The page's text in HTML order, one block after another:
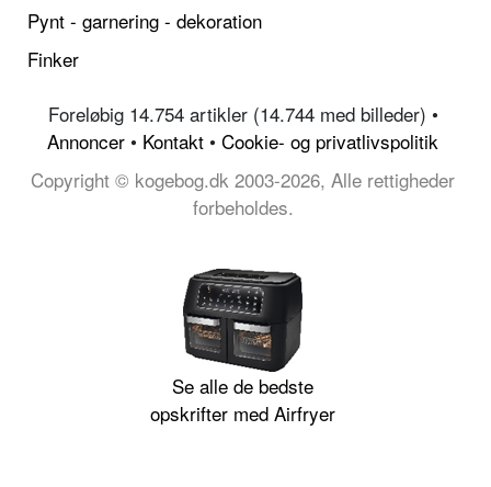
Pynt - garnering - dekoration
Finker
Foreløbig 14.754 artikler (14.744 med billeder) •
Annoncer • Kontakt • Cookie- og privatlivspolitik
Copyright © kogebog.dk 2003-2026, Alle rettigheder
forbeholdes.
Se alle de bedste
opskrifter med Airfryer